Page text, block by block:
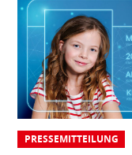
PRESSEMITTEILUNG